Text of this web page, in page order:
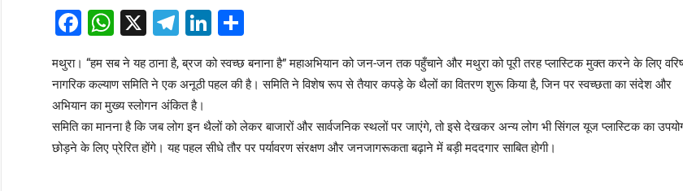
Facebook
WhatsApp
X Telegram
LinkedIn
Share
​मथुरा। “हम सब ने यह ठाना है, ब्रज को स्वच्छ बनाना है” महाअभियान को जन-जन तक पहुँचाने और मथुरा को पूरी तरह प्लास्टिक मुक्त करने के लिए
नागरिक कल्याण समिति ने एक अनूठी पहल की है। समिति ने विशेष रूप से तैयार कपड़े के थैलों का वितरण शुरू किया है, जिन पर स्वच्छता का संदेश और
अभियान का मुख्य स्लोगन अंकित है।
​समिति का मानना है कि जब लोग इन थैलों को लेकर बाजारों और सार्वजनिक स्थलों पर जाएंगे, तो इसे देखकर अन्य लोग भी सिंगल यूज प्लास्टिक का
छोड़ने के लिए प्रेरित होंगे। यह पहल सीधे तौर पर पर्यावरण संरक्षण और जनजागरूकता बढ़ाने में बड़ी मददगार साबित होगी।